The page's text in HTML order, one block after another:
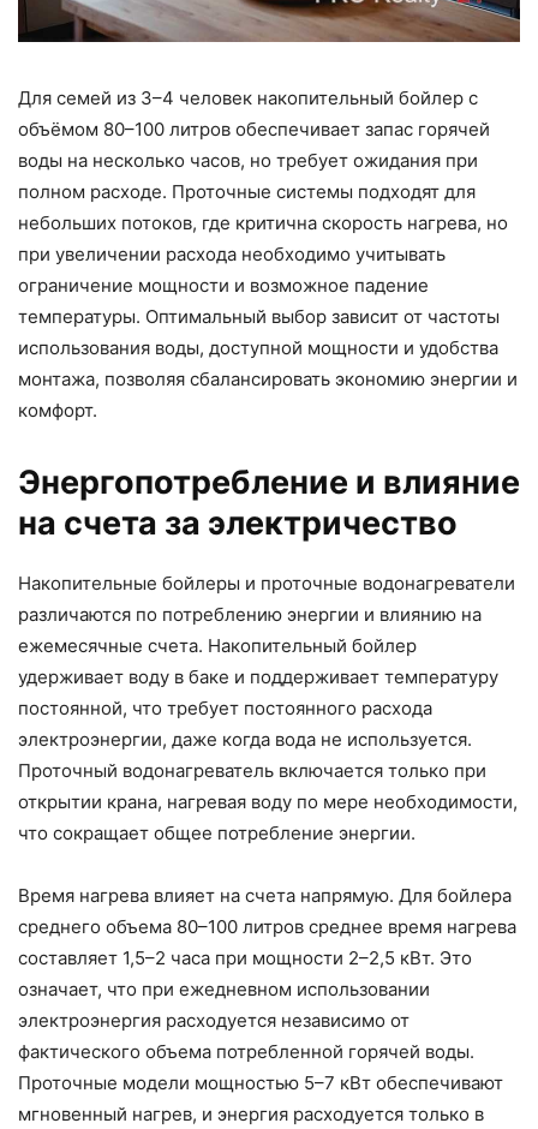
Для семей из 3–4 человек накопительный бойлер с
объёмом 80–100 литров обеспечивает запас горячей
воды на несколько часов, но требует ожидания при
полном расходе. Проточные системы подходят для
небольших потоков, где критична скорость нагрева, но
при увеличении расхода необходимо учитывать
ограничение мощности и возможное падение
температуры. Оптимальный выбор зависит от частоты
использования воды, доступной мощности и удобства
монтажа, позволяя сбалансировать экономию энергии и
комфорт.
Энергопотребление и влияние
на счета за электричество
Накопительные бойлеры и проточные водонагреватели
различаются по потреблению энергии и влиянию на
ежемесячные счета. Накопительный бойлер
удерживает воду в баке и поддерживает температуру
постоянной, что требует постоянного расхода
электроэнергии, даже когда вода не используется.
Проточный водонагреватель включается только при
открытии крана, нагревая воду по мере необходимости,
что сокращает общее потребление энергии.
Время нагрева влияет на счета напрямую. Для бойлера
среднего объема 80–100 литров среднее время нагрева
составляет 1,5–2 часа при мощности 2–2,5 кВт. Это
означает, что при ежедневном использовании
электроэнергия расходуется независимо от
фактического объема потребленной горячей воды.
Проточные модели мощностью 5–7 кВт обеспечивают
мгновенный нагрев, и энергия расходуется только в